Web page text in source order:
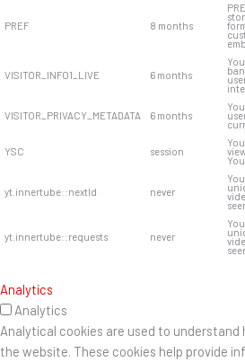
PREF 8 months
VISITOR_INFO1_LIVE 6 months
VISITOR_PRIVACY_METADATA 6 months
YSC session
yt.innertube::nextId never
yt.innertube::requests never
Analytics
Analytics
Analytical cookies are used to
the website. These cookies help provide